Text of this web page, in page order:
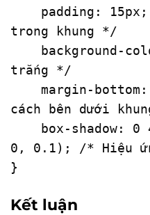
padding : 15px ;
trong khung */
background-
trắng */
margin-bottom :
cách bên dưới
box-shadow : 0
0 , 0.1 ); /* Hiệu
}
Kết luận